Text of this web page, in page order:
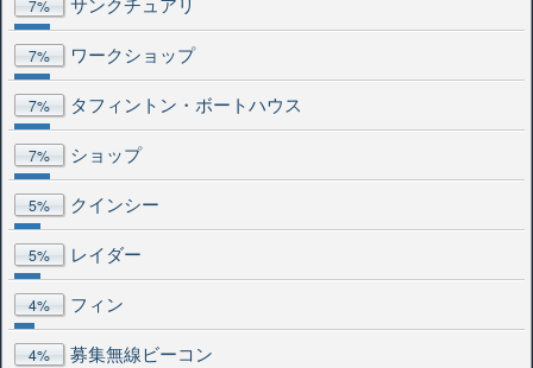
7%
7% ワークショップ
7% タフィントン・ボートハウス
7% ショップ
5% クインシー
5% レイダー
4% フィン
4% 募集無線ビーコン